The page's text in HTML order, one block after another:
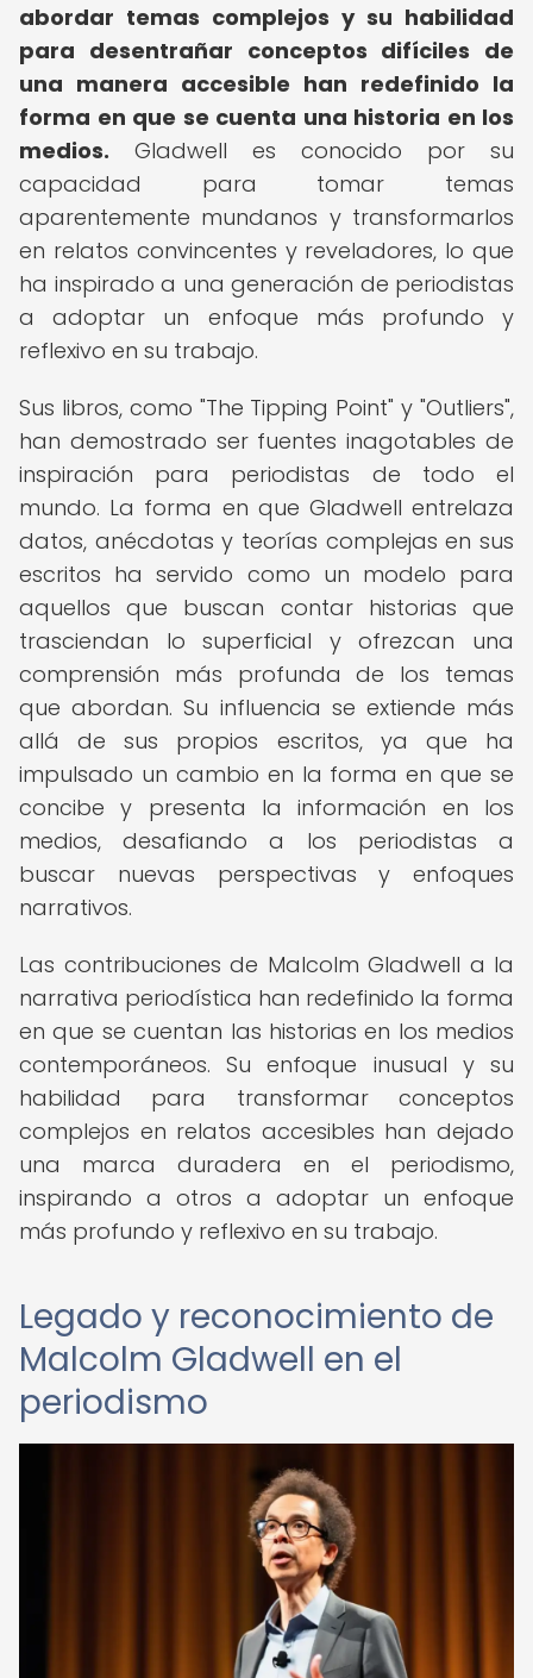
abordar temas complejos y su habilidad
para desentrañar conceptos difíciles de
una manera accesible han redefinido la
forma en que se cuenta una historia en los
medios. Gladwell es conocido por su
capacidad para tomar temas
aparentemente mundanos y transformarlos
en relatos convincentes y reveladores, lo que
ha inspirado a una generación de periodistas
a adoptar un enfoque más profundo y
reflexivo en su trabajo.
Sus libros, como "The Tipping Point" y "Outliers",
han demostrado ser fuentes inagotables de
inspiración para periodistas de todo el
mundo. La forma en que Gladwell entrelaza
datos, anécdotas y teorías complejas en sus
escritos ha servido como un modelo para
aquellos que buscan contar historias que
trasciendan lo superficial y ofrezcan una
comprensión más profunda de los temas
que abordan. Su influencia se extiende más
allá de sus propios escritos, ya que ha
impulsado un cambio en la forma en que se
concibe y presenta la información en los
medios, desafiando a los periodistas a
buscar nuevas perspectivas y enfoques
narrativos.
Las contribuciones de Malcolm Gladwell a la
narrativa periodística han redefinido la forma
en que se cuentan las historias en los medios
contemporáneos. Su enfoque inusual y su
habilidad para transformar conceptos
complejos en relatos accesibles han dejado
una marca duradera en el periodismo,
inspirando a otros a adoptar un enfoque
más profundo y reflexivo en su trabajo.
Legado y reconocimiento de
Malcolm Gladwell en el
periodismo